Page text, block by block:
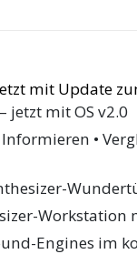
mit Update
jetzt mit OS v2.0
Informieren •
Workstation
Engines im